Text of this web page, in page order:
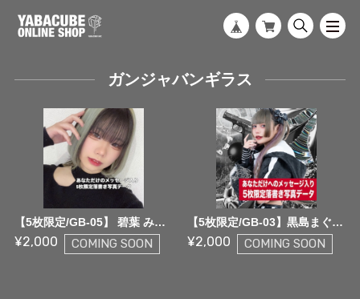
ガンジャバンギラス
【5枚限定/GB-05】 碧葉 みさ5枚限定メッセージ落書き写真データ【¥2,000】
¥2,000 COMING SOON
【5枚限定/GB-03】黒島まぐろ 5枚限定メッセージ落書き写真データ【¥2,000】
¥2,000 COMING SOON